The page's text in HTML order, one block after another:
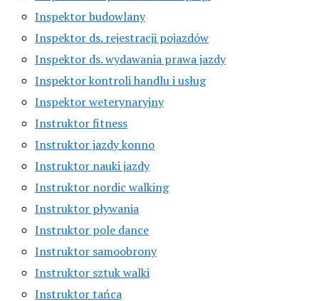
Inspektor budowlany
Inspektor ds. rejestracji pojazdów
Inspektor ds. wydawania prawa jazdy
Inspektor kontroli handlu i usług
Inspektor weterynaryjny
Instruktor fitness
Instruktor jazdy konno
Instruktor nauki jazdy
Instruktor nordic walking
Instruktor pływania
Instruktor pole dance
Instruktor samoobrony
Instruktor sztuk walki
Instruktor tańca